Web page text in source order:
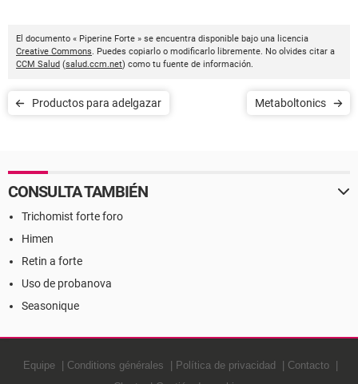
El documento « Piperine Forte » se encuentra disponible bajo una licencia
Creative Commons. Puedes copiarlo o modificarlo libremente. No olvides citar a
CCM Salud (salud.ccm.net) como tu fuente de información.
Productos para adelgazar Metaboltonics
CONSULTA TAMBIÉN
Trichomist forte foro
Himen
Retin a forte
Uso de probanova
Seasonique
Equipe Conditions générales Política de privacidad
Contacto